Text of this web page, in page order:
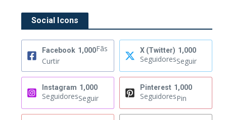
Social Icons
Facebook 1,000Fãs
Curtir
X (Twitter) 1,000
SeguidoresSeguir
Instagram 1,000
SeguidoresSeguir
Pinterest 1,000
SeguidoresPin